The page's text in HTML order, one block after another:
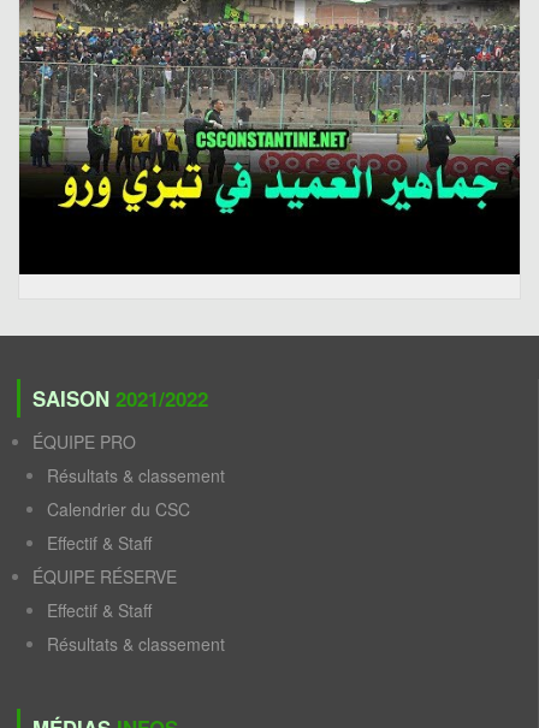
SAISON 2021/2022
ÉQUIPE PRO
Résultats & classement
Calendrier du CSC
Effectif & Staff
ÉQUIPE RÉSERVE
Effectif & Staff
Résultats & classement